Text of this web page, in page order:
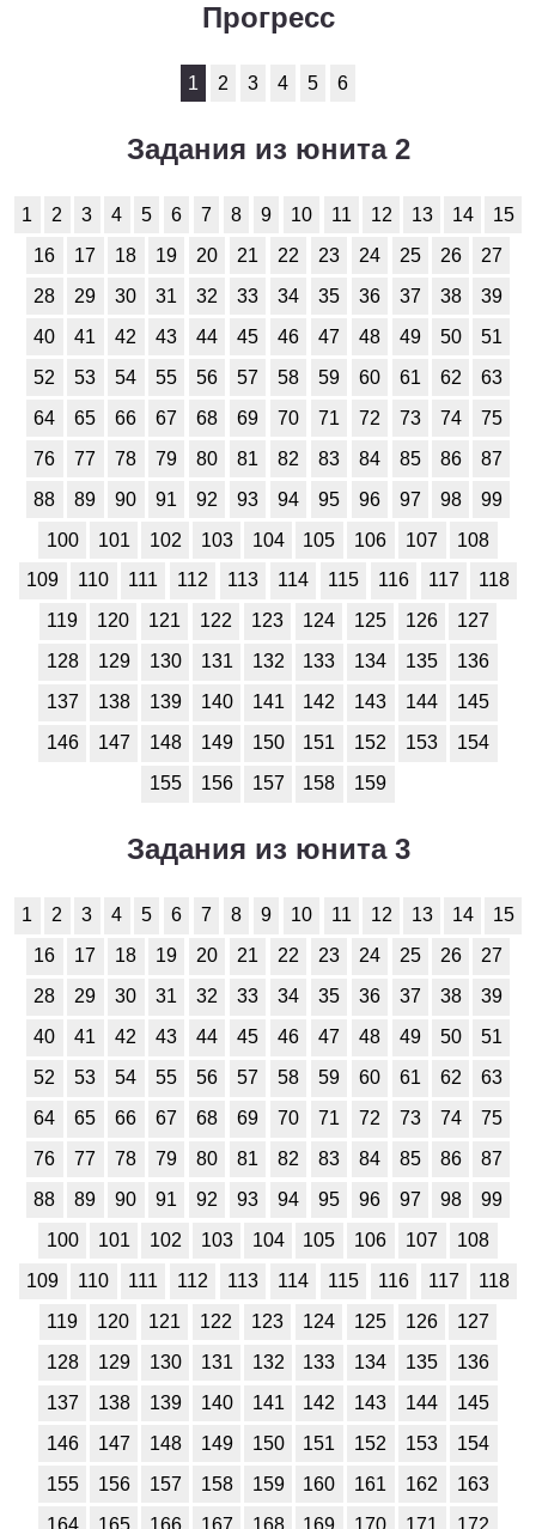
История
5 6 8
Литература
Математика
1
2 3 4 5 6 7 8 10
11
Немецкий язык
1
2 3 4 5 6 7 8 10
11
Обществоведение
1
2 3 5 6 7 8 9 10
11
2 3 4 5 6 7 9 10
11
Русский язык
4 5 6 7 9
Технология
Физика
1
2 3 4 5 6 7 8 10
11
Французский язык
Химия
1
2 3 4 5 6 7 8 10
11
Черчение
Экология
2 3 4 5 6 7 9 10
11
Экономика
2 3 4 5 6 7 9 10 11
Прогресс
1 2 3 4 5 6
Задания из юнита 2
1 2 3 4 5 6 7 8 9 10 11 12 13 14
15
16
17 18 19 20 21 22 23 24 25 26
27
28
29 30 31 32 33 34 35 36 37 38
39
40
41 42 43 44 45 46 47 48 49 50
51
52
53 54 55 56 57 58 59 60 61 62
63
64
65 66 67 68 69 70 71 72 73 74
75
76
77 78 79 80 81 82 83 84 85 86
87
88
89 90 91 92 93 94 95 96 97 98
99
100
101 102 103 104 105 106 107
108
109
110 111 112 113 114 115 116 117
118
119
120 121 122 123 124 125 126
127
128
129 130 131 132 133 134 135
136
137
138 139 140 141 142 143 144
145
146
147 148 149 150 151 152 153
154
155
156 157 158 159
Задания из юнита 3
1 2 3 4 5 6 7 8 9 10 11 12 13 14
15
16
17 18 19 20 21 22 23 24 25 26
27
28
29 30 31 32 33 34 35 36 37 38
39
40
41 42 43 44 45 46 47 48 49 50
51
52
53 54 55 56 57 58 59 60 61 62
63
64
65 66 67 68 69 70 71 72 73 74
75
76
77 78 79 80 81 82 83 84 85 86
87
88
89 90 91 92 93 94 95 96 97 98
99
100
101 102 103 104 105 106 107
108
109
110 111 112 113 114 115 116 117
118
119
120 121 122 123 124 125 126
127
128
129 130 131 132 133 134 135
136
137
138 139 140 141 142 143 144
145
146
147 148 149 150 151 152 153
154
155
156 157 158 159 160 161 162
163
164
165 166 167 168 169 170 171
172